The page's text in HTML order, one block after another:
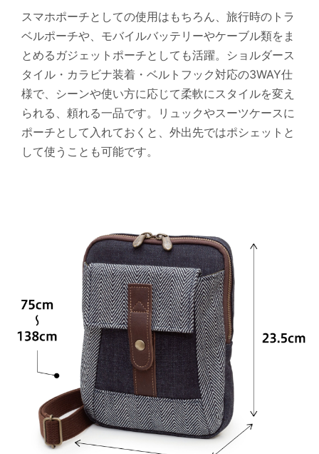
スマホポーチとしての使用はもちろん、旅行時のトラ
ベルポーチや、モバイルバッテリーやケーブル類をま
とめるガジェットポーチとしても活躍。ショルダース
タイル・カラビナ装着・ベルトフック対応の3WAY仕
様で、シーンや使い方に応じて柔軟にスタイルを変え
られる、頼れる一品です。リュックやスーツケースに
ポーチとして入れておくと、外出先ではポシェットと
して使うことも可能です。